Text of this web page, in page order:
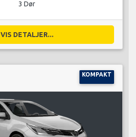
3 Dør
VIS DETALJER...
KOMPAKT